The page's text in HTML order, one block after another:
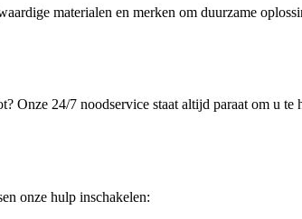
materialen en merken om duurzame
Onze 24/7 noodservice staat altijd paraat om u
onze hulp inschakelen: